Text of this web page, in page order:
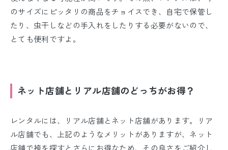
のサイズにピッタリの商品をチョイスでき、自宅で保管し
たり、虫干しなどの手入れをしたりする必要がないので、
とても便利ですよ。
ネット店舗とリアル店舗のどっちがお得？
レンタルには、リアル店舗とネット店舗があります。リア
ル店舗でも、上記のようなメリットがありますが、ネット